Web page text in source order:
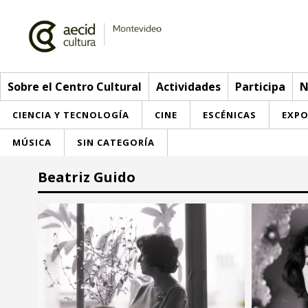
Sobre el Centro Cultural Actividades Participa
CIENCIA Y TECNOLOGÍA CINE ESCÉNICAS
MÚSICA SIN CATEGORÍA
Sobre el Centro Cultural
Red AECID
Equipo
Instalaciones
Visítanos
> Ir a Actividades
Esta semana
Inscripciones
Participa
Envíanos tu propuesta
Buzón de sugerencias
Noticias
Convocatorias
Beatriz Guido